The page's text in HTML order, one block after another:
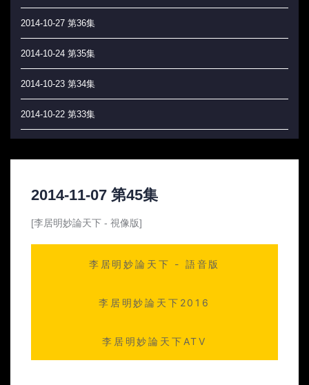
2014-10-27 第36集
2014-10-24 第35集
2014-10-23 第34集
2014-10-22 第33集
2014-10-15 第28集
2014-11-07 第45集
[李居明妙論天下 - 視像版]
李居明妙論天下 - 語音版
李居明妙論天下2016
李居明妙論天下ATV